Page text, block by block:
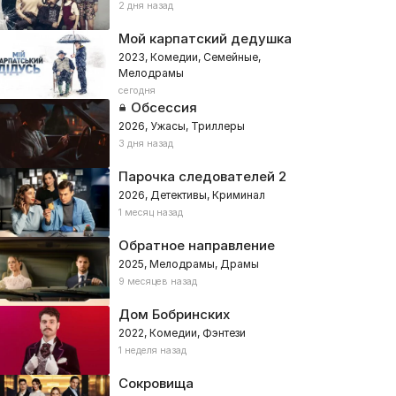
2 дня назад
Мой карпатский дедушка
2023, Комедии, Семейные,
Мелодрамы
сегодня
Обсессия
2026, Ужасы, Триллеры
3 дня назад
Парочка следователей 2
2026, Детективы, Криминал
1 месяц назад
Обратное направление
2025, Мелодрамы, Драмы
9 месяцев назад
Дом Бобринских
2022, Комедии, Фэнтези
1 неделя назад
Сокровища